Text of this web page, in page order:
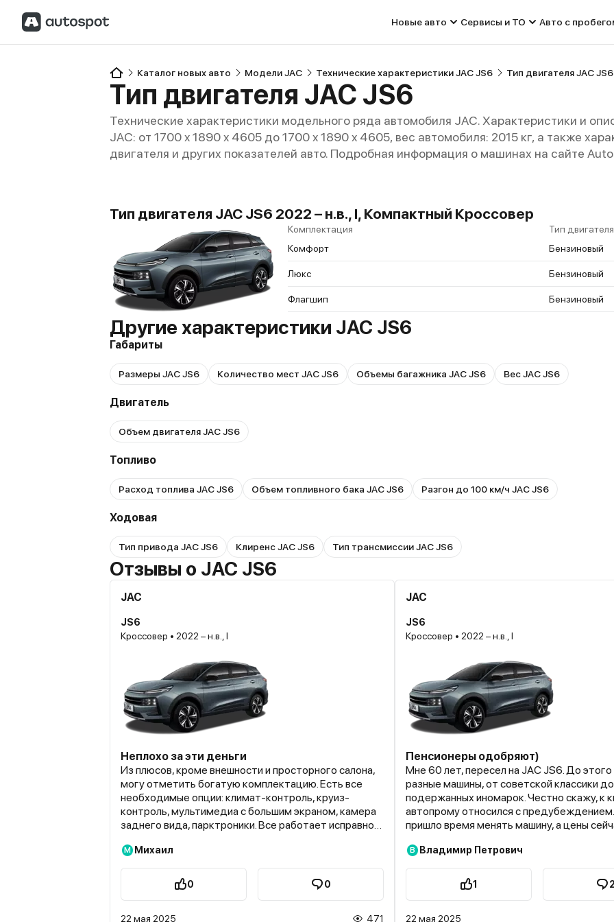
Новые авто Сервисы и ТО Авто с
Каталог новых авто Модели JAC Технические характеристики JAC JS6 Тип двигателя JAC JS6
Тип двигателя JAC JS6
Технические характеристики модельного ряда автомобиля JAC. Характеристики и
JAC: от 1700 x 1890 x 4605 до 1700 x 1890 x 4605, вес автомобиля: 2015 кг, а также
двигателя и других показателей авто. Подробная информация о машинах на сайте
Тип двигателя JAC JS6 2022 – н.в., I, Компактный Кроссовер
Комплектация
Тип двигателя
Комфорт
Бензиновый
Люкс Бензиновый
Флагшип Бензиновый
Другие характеристики JAC JS6
Габариты
Размеры JAC JS6 Количество мест JAC JS6 Объемы багажника JAC JS6 Вес JAC JS6
Двигатель
Объем двигателя JAC JS6
Топливо
Расход топлива JAC JS6 Объем топливного бака JAC JS6 Разгон до 100 км/ч JAC JS6
Ходовая
Тип привода JAC JS6 Клиренс JAC JS6 Тип трансмиссии JAC JS6
Отзывы о JAC JS6
JAC
JS6
Кроссовер • 2022 – н.в., I
Неплохо за эти деньги
Из плюсов, кроме внешности и просторного салона,
могу отметить богатую комплектацию. Есть все
необходимые опции: климат-контроль, круиз-
контроль, мультимедиа с большим экраном, камера
заднего вида, парктроники. Все работает исправно,
подвески, к ним можно отнести шумоизоляцию. На
высоких скоростях в салоне становится шумновато.
Еще один момент расход топлива. Он, конечно,
зависит от стиля езды, но у меня получается около
М Михаил
0 0
22 мая 2025 471
JAC
JS6
Кроссовер • 2022 – н.в., I
Пенсионеры одобряют)
Мне 60 лет, пересел на JAC JS6. До
разные машины, от советской классики до
подержанных иномарок. Честно скажу, к
автопрому относился с
пришло время менять машину, а цены
взял JAC JS6. Машина выглядит
стильно. Никаких явных "китайских"
тоже неплох: просторный, сиденья
уже на дальние расстояния, спина не
В Владимир Петрович
1
22 мая 2025